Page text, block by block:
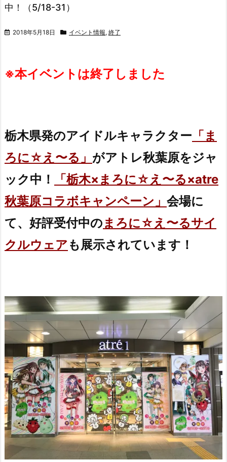
中！（5/18-31）
2018年5月18日 イベント情報, 終了
※本イベントは終了しました
栃木県発のアイドルキャラクター 「ま
ろに☆え〜る」 がアトレ秋葉原をジャ
ック中！
「栃木×まろに☆え〜る×atre
秋葉原コラボキャンペーン」 会場に
て、好評受付中のまろに☆え〜るサイ
クルウェアも展示されています！